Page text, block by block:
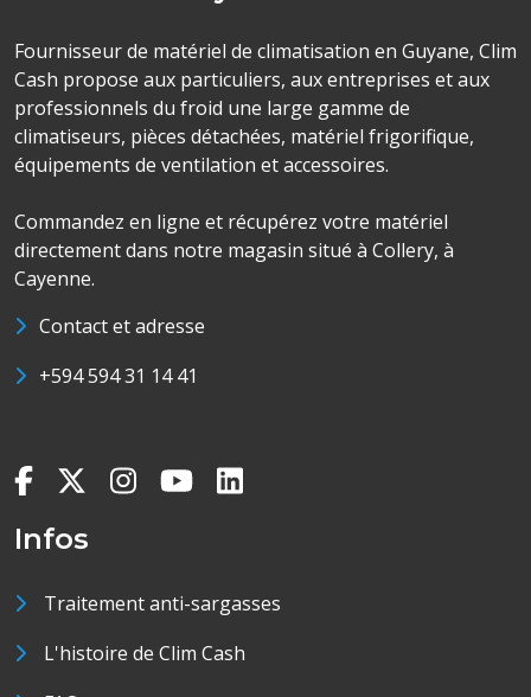
Fournisseur de matériel de climatisation en Guyane, Clim
Cash propose aux particuliers, aux entreprises et aux
professionnels du froid une large gamme de
climatiseurs, pièces détachées, matériel frigorifique,
équipements de ventilation et accessoires.
Commandez en ligne et récupérez votre matériel
directement dans notre magasin situé à Collery, à
Cayenne.
Contact et adresse
+594 594 31 14 41
Infos
Traitement anti-sargasses
L'histoire de Clim Cash